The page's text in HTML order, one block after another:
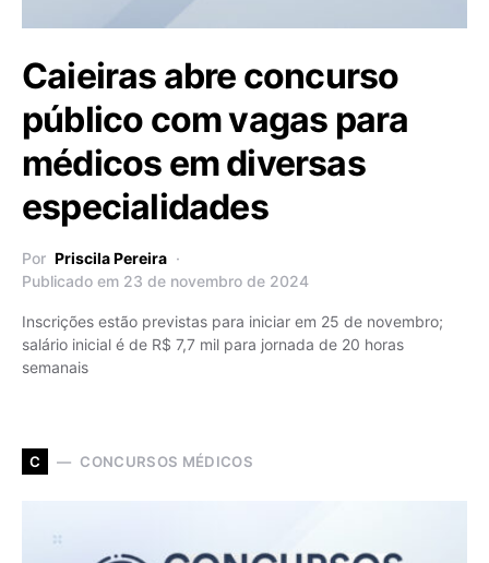
Caieiras abre concurso
público com vagas para
médicos em diversas
especialidades
Por Priscila Pereira
Publicado em 23 de novembro de 2024
Inscrições estão previstas para iniciar em 25 de novembro;
salário inicial é de R$ 7,7 mil para jornada de 20 horas
semanais
C CONCURSOS MÉDICOS